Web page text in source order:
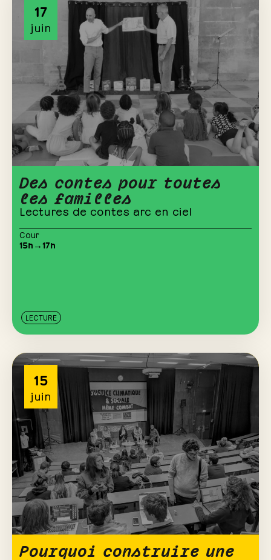
17
juin
Des contes pour toutes
les familles
Lectures de contes arc en ciel
Cour
15h→17h
LECTURE
15
juin
Pourquoi construire une